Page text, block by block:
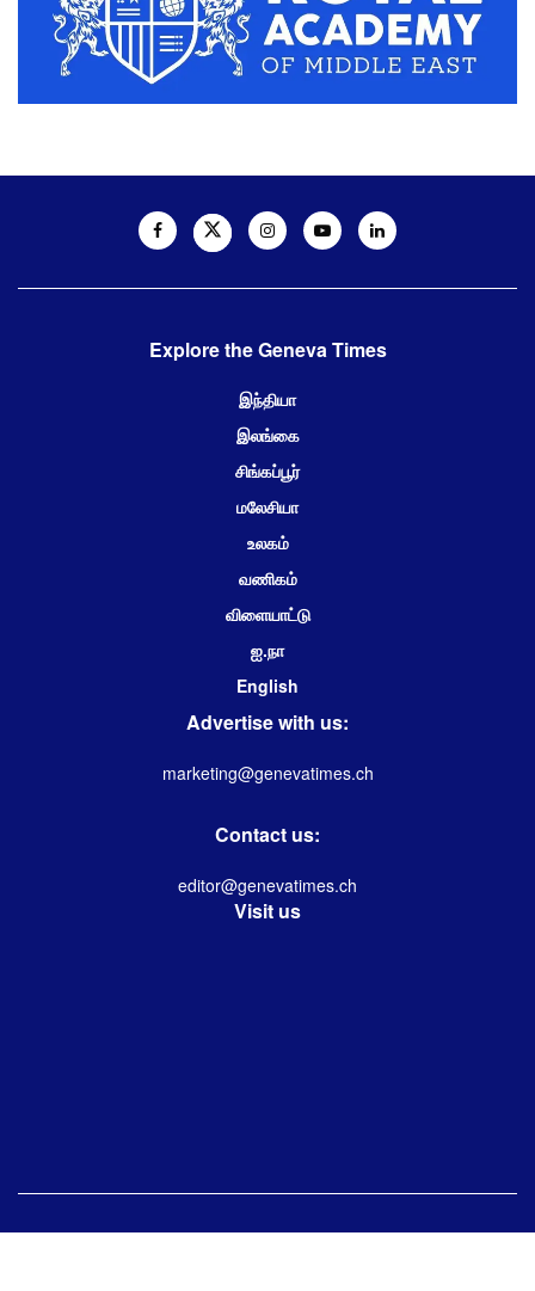
Explore the Geneva Times
இந்தியா
இலங்கை
சிங்கப்பூர்
மலேசியா
உலகம்
வணிகம்
விளையாட்டு
ஐ.நா
English
Advertise with us:
marketing@genevatimes.ch
Contact us:
editor@genevatimes.ch
Visit us